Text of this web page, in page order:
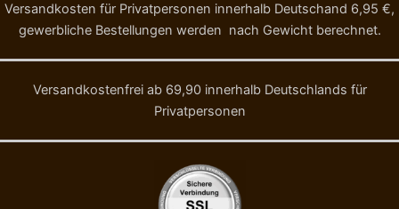
Versandkosten für Privatpersonen innerhalb Deutschand 6,95 €,
gewerbliche Bestellungen werden nach Gewicht berechnet.
Versandkostenfrei ab 69,90 innerhalb Deutschlands für
Privatpersonen